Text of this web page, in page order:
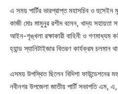
এ সময় পার্টির ভারপ্রাপ্ত মহাসচিব ও হুসেইন
কাজী মোঃ মামুনুর রশীদ বলেন, খাদ্য সহায়তা
আইন-শৃঙ্খলা রক্ষাকারী বাহিনী ও গণমাধ্যম
হ্যান্ড স্যানিটাইজার বিতরণ কার্যক্রম চলমান
এসময় উপস্থিত ছিলেন বিদিশা ফাউন্ডেশনের
নবীনগর উপজেলা জাতীয় পার্টি সভাপতি এম,